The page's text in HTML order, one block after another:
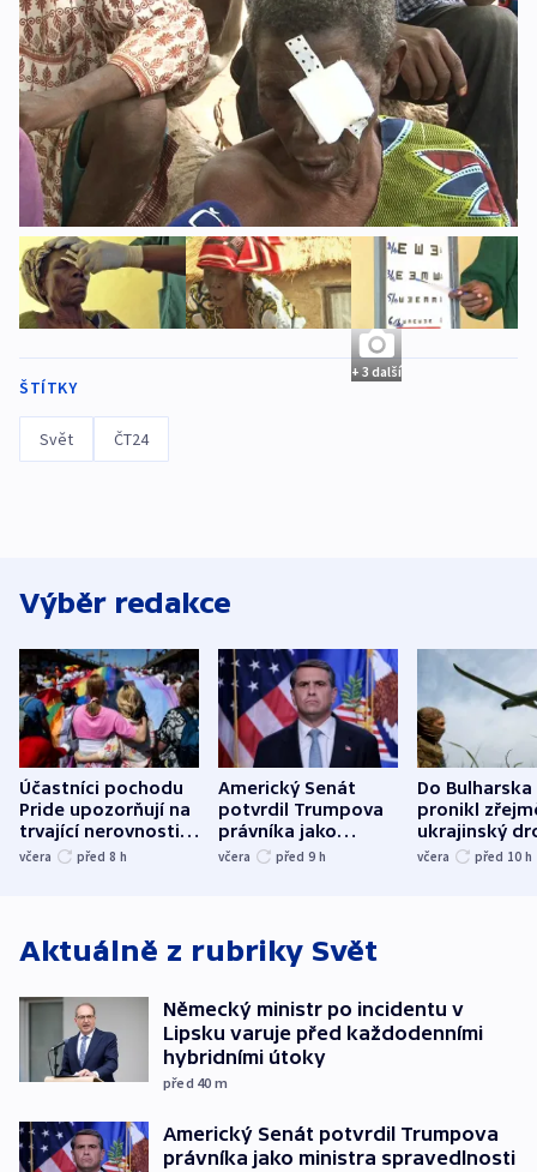
+ 3 další
ŠTÍTKY
Svět ČT24
Výběr redakce
Účastníci pochodu
Pride upozorňují na
trvající nerovnosti i
společenskou
včera před 8 h
Americký Senát
potvrdil Trumpova
právníka jako
ministra
včera před 9 h
Do Bulharska
pronikl
ukrajinský
explodoval
včera před 10 h
Aktuálně z rubriky Svět
Německý ministr po incidentu v
Lipsku varuje před každodenními
hybridními útoky
před 40 m
Americký Senát potvrdil Trumpova
právníka jako ministra spravedlnosti